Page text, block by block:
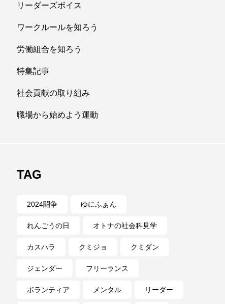
リーダーズボイス
ワークルールを知ろう
労働組合を知ろう
特集記事
社会貢献の取り組み
職場から始めよう運動
TAG
2024闘争 ゆにふぁん
れんごうの日 オトナの社会科見学
カスハラ クミジョ クミダン
ジェンダー フリーランス
ボランティア メンタル リーダー